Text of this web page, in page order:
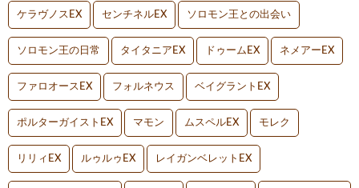
ケラヴノスEX センチネルEX ソロモン王との出会い
ソロモン王の日常 タイタニアEX ドゥームEX ネメアーEX
ファロオースEX フォルネウス ベイグラントEX
ポルターガイストEX マモン ムスペルEX モレク
リリィEX ルゥルゥEX レイガンベレットEX